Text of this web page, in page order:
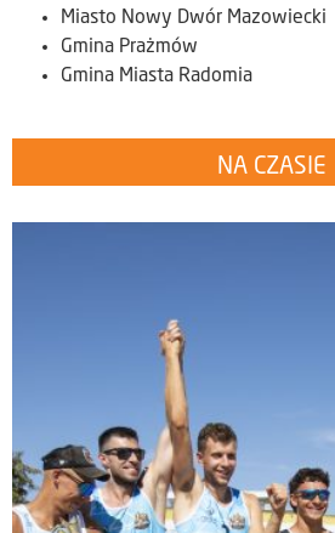
Miasto Nowy Dwór Mazowiecki
Gmina Prażmów
Gmina Miasta Radomia
NA CZASIE